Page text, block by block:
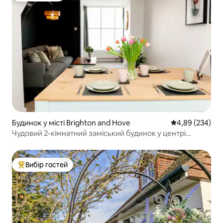
Будинок у місті Brighton and Hove Середня
4,89 (234)
Чудовий 2-кімнатний заміський будинок у центрі
Топ вибір гостей
Вибір гостей